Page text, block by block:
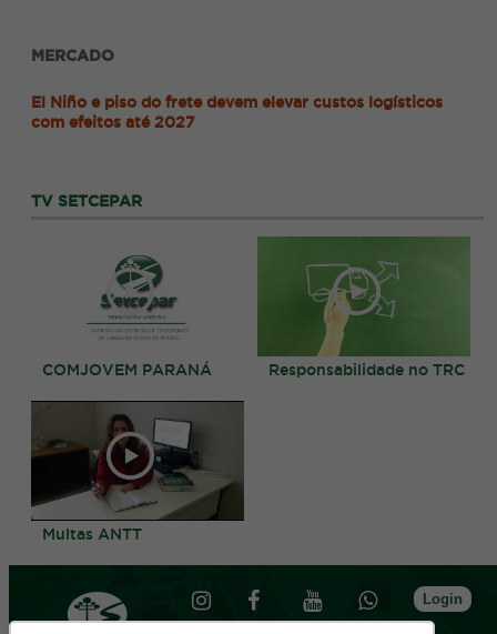
MERCADO
El Niño e piso do frete devem elevar custos logísticos
com efeitos até 2027
TV SETCEPAR
COMJOVEM PARANÁ Responsabilidade no TRC
Multas ANTT
Login